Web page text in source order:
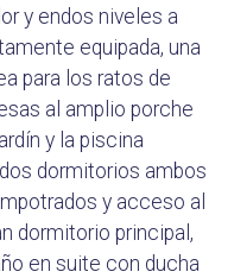
y endos niveles a
equipada, una
para los ratos de
al amplio porche
y la piscina
dormitorios ambos
y acceso al
dormitorio principal,
en suite con ducha